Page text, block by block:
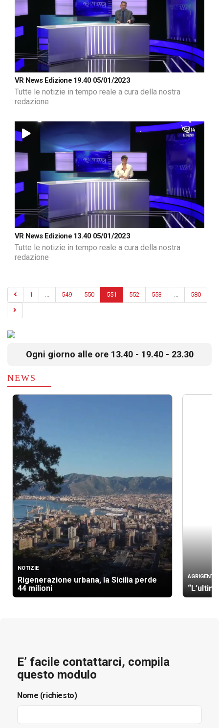
VR News Edizione 19.40 05/01/2023
Tutte le notizie in tempo reale a cura della nostra
redazione
VR News Edizione 13.40 05/01/2023
Tutte le notizie in tempo reale a cura della nostra
redazione
1 549 550 551 552 553 580
Ogni giorno alle ore 13.40 - 19.40 - 23.30
NEWS
NOTIZIE
Rigenerazione urbana, la Sicilia perde
44 milioni
AGRIGENTO
E’ facile contattarci, compila
questo modulo
Nome (richiesto)